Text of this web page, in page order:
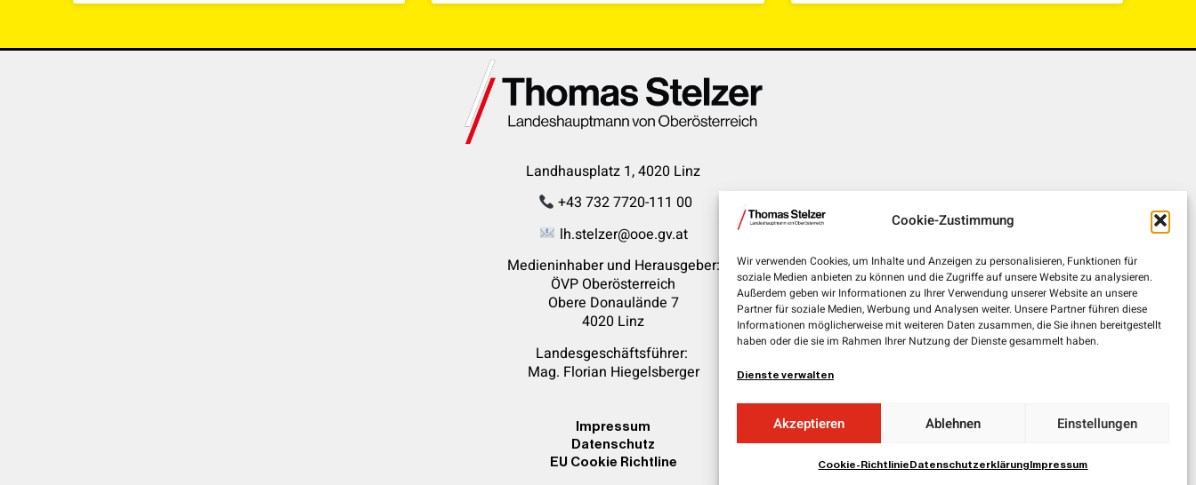
Cookie-Zustimmung
Wir verwenden Cookies, um Inhalte und Anzeigen zu personalisieren, Funktionen für
soziale Medien anbieten zu können und die Zugriffe auf unsere Website zu analysieren.
Außerdem geben wir Informationen zu Ihrer Verwendung unserer Website an unsere
Partner für soziale Medien, Werbung und Analysen weiter. Unsere Partner führen diese
Informationen möglicherweise mit weiteren Daten zusammen, die Sie ihnen bereitgestellt
haben oder die sie im Rahmen Ihrer Nutzung der Dienste gesammelt haben.
Dienste verwalten
Akzeptieren Ablehnen Einstellungen
Cookie-RichtlinieDatenschutzerklärungImpressum
Landhausplatz 1, 4020 Linz
+43 732 7720-111 00
lh.stelzer@ooe.gv.at
Medieninhaber und Herausgeber:
ÖVP Oberösterreich
Obere Donaulände 7
4020 Linz
Landesgeschäftsführer:
Mag. Florian Hiegelsberger
Impressum
Datenschutz
EU Cookie Richtline